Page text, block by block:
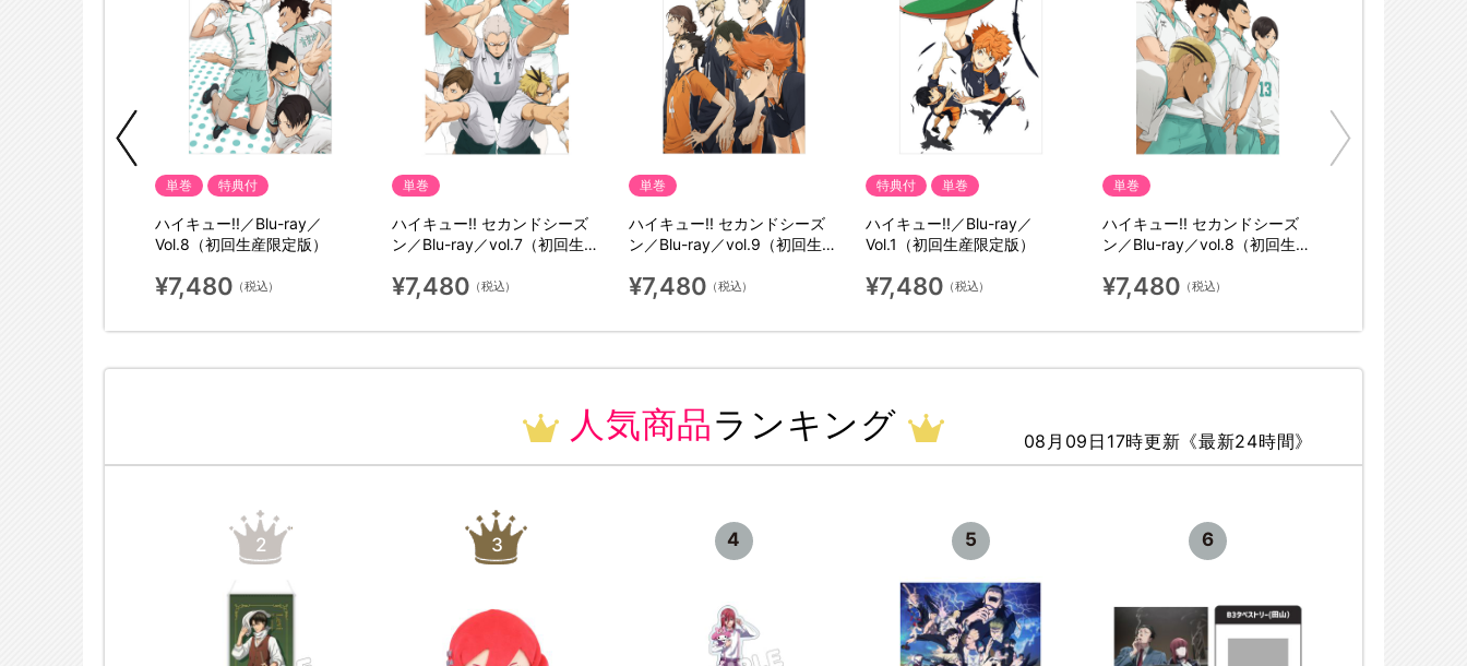
単巻 特典付
ハイキュー!!／Blu-ray／
Vol.8（初回生産限定版）
¥7,480 （税込）
単巻
ハイキュー!! セカンドシーズ
ン／Blu-ray／vol.7（初回生産
¥7,480 （税込）
単巻
ハイキュー!! セカンドシーズ
ン／Blu-ray／vol.9（初回生産
¥7,480 （税込）
特典付 単巻
ハイキュー!!／Blu-ray／
Vol.1（初回生産限定版）
¥7,480 （税込）
単巻
ハイキュー!! セカンドシーズ
ン／Blu-ray／vol.8（初回生産
¥7,480 （税込）
人気商品ランキング 08月09日17時更新《最新24時間》
2 3 4 5 6